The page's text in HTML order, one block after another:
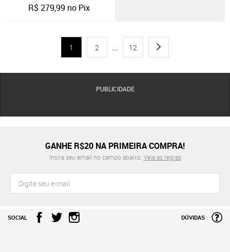
R$279,99 no Pix
1 2 ... 12
PUBLICIDADE
GANHE R$20 NA PRIMEIRA COMPRA!
Insira seu email no campo abaixo. Veja as regras
SOCIAL DÚVIDAS